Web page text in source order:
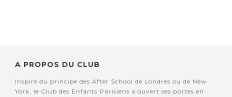
A PROPOS DU CLUB
Inspiré du principe des After School de Londres ou de New
York, le Club des Enfants Parisiens a ouvert ses portes en